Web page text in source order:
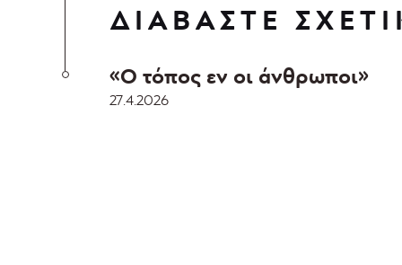
ΔΙΑΒΑΣΤΕ
«Ο τόπος εν οι άνθρωποι»
27.4.2026